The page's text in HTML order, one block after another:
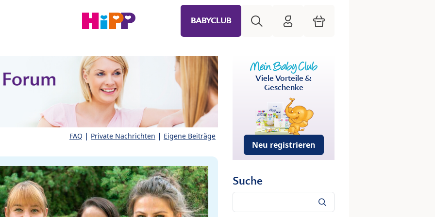
BABYCLUB HiPP Mein Babyclub
Warenkorb
FAQ | Private Nachrichten | Eigene Beiträge
Viele Vorteile &
Geschenke
Neu registrieren
Suche